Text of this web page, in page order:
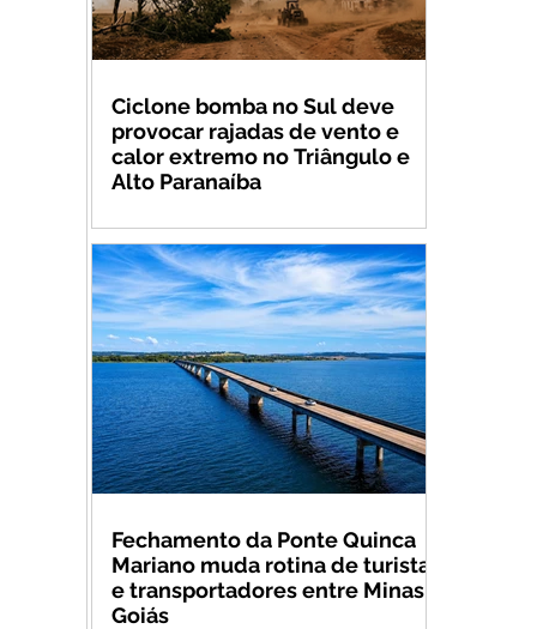
Ciclone bomba no Sul deve
provocar rajadas de vento e
calor extremo no Triângulo e
Alto Paranaíba
Fechamento da Ponte Quinca
Mariano muda rotina de turistas
e transportadores entre Minas e
Goiás